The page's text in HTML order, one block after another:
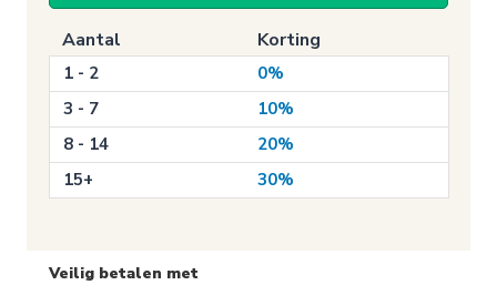
aantal
Aantal Korting
1 - 2
0%
3 - 7
10%
8 - 14
20%
15+
30%
Veilig betalen met